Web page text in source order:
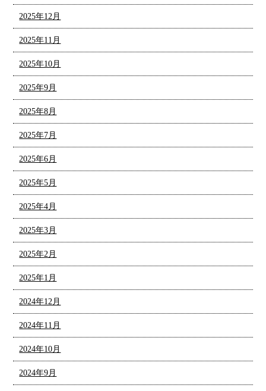
2025年12月
2025年11月
2025年10月
2025年9月
2025年8月
2025年7月
2025年6月
2025年5月
2025年4月
2025年3月
2025年2月
2025年1月
2024年12月
2024年11月
2024年10月
2024年9月